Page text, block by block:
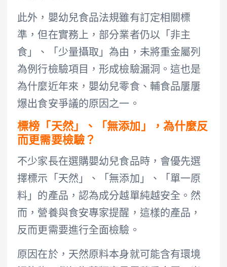
此外，嬰幼兒食品法規雖有訂定相關標
準，但在實務上，部分業者仍以「非主
食」、「少量攝取」為由，未將重金屬列
為例行檢驗項目，形成檢驗漏洞。這也是
為什麼近年來，嬰幼兒零食、輔食品屢屢
爆出食安爭議的原因之一。
標榜「天然」、「無添加」，為什麼反
而更需要檢驗？
不少家長在選購嬰幼兒食品時，會優先選
擇標示「天然」、「無添加」、「單一原
料」的產品，認為成分越單純越安全。然
而，營養與食安專家提醒，這樣的產品，
反而更需要進行全面檢驗。
原因在於，天然原料本身就可能含有環境